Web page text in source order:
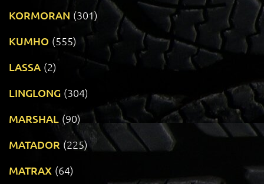
KORMORAN (301)
KUMHO (555)
LASSA (2)
LINGLONG (304)
MARSHAL (90)
MATADOR (225)
MATRAX (64)